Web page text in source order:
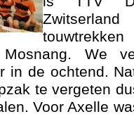
We
in de ochtend.
te vergeten
Voor Axelle